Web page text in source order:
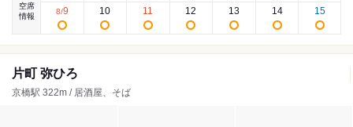
空席
情報
8/9 10 11 12 13 14 15
片町 弥ひろ
京橋駅 322m / 居酒屋、そば